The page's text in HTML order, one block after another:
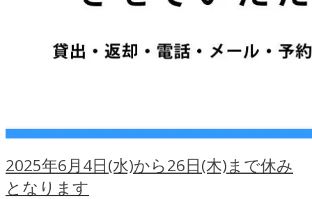
2025年6月4日(水)から26日(木)まで休み
となります